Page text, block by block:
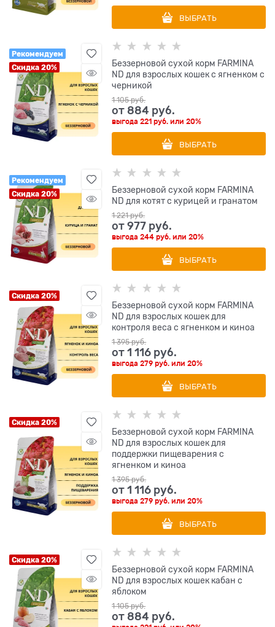
ВЫБРАТЬ
Рекомендуем
Скидка 20%
Беззерновой cухой корм FARMINA
ND для взрослых кошек с ягненком с
черникой
1 105 руб.
от 884 руб.
выгода221 руб. или20%
ВЫБРАТЬ
Рекомендуем
Скидка 20%
Беззерновой cухой корм FARMINA
ND для котят с курицей и гранатом
1 221 руб.
от977 руб.
выгода244 руб. или20%
ВЫБРАТЬ
Скидка 20%
Беззерновой cухой корм FARMINA
ND для взрослых кошек для
контроля веса с ягненком и киноа
1 395 руб.
от1 116 руб.
выгода279 руб. или20%
ВЫБРАТЬ
Скидка 20%
Беззерновой cухой корм FARMINA
ND для взрослых кошек для
поддержки пищеварения с
ягненком и киноа
1 395 руб.
от1 116 руб.
выгода279 руб. или20%
ВЫБРАТЬ
Скидка 20%
Беззерновой cухой корм FARMINA
ND для взрослых кошек кабан с
яблоком
1 105 руб.
от 884 руб.